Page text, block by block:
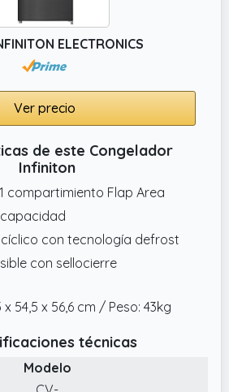
ELECTRONICS
Ver precio
de este Congelador
Infiniton
compartimiento Flap Area
con tecnología defrost
con sellocierre
54,5 x 56,6 cm / Peso: 43kg
técnicas
Modelo